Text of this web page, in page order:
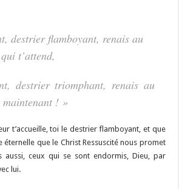
destrier flamboyant, renais au
t’attend,
destrier triomphant, renais au
! »
t’accueille, toi le destrier flamboyant, et que
éternelle que le Christ Ressuscité nous promet
aussi, ceux qui se sont endormis, Dieu, par
lui.